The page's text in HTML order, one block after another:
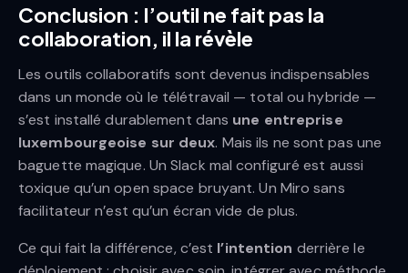
Conclusion : l’outil ne fait pas la
collaboration, il la révèle
Les outils collaboratifs sont devenus indispensables
dans un monde où le télétravail — total ou hybride —
s’est installé durablement dans une entreprise
luxembourgeoise sur deux. Mais ils ne sont pas une
baguette magique. Un Slack mal configuré est aussi
toxique qu’un open space bruyant. Un Miro sans
facilitateur n’est qu’un écran vide de plus.
Ce qui fait la différence, c’est l’intention derrière le